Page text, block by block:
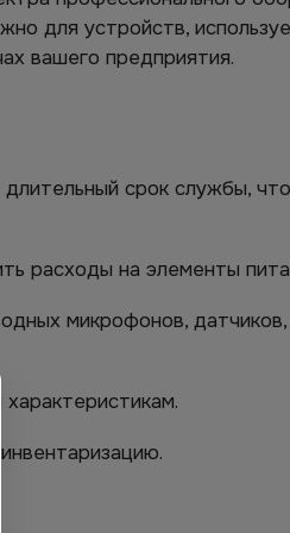
для устройств,
вашего предприятия.
срок службы,
расходы на элементы
микрофонов,